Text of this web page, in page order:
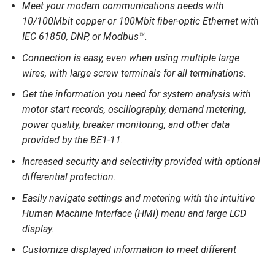
Meet your modern communications needs with
10/100Mbit copper or 100Mbit fiber-optic Ethernet with
IEC 61850, DNP, or Modbus™.
Connection is easy, even when using multiple large
wires, with large screw terminals for all terminations.
Get the information you need for system analysis with
motor start records, oscillography, demand metering,
power quality, breaker monitoring, and other data
provided by the BE1-11.
Increased security and selectivity provided with optional
differential protection.
Easily navigate settings and metering with the intuitive
Human Machine Interface (HMI) menu and large LCD
display.
Customize displayed information to meet different